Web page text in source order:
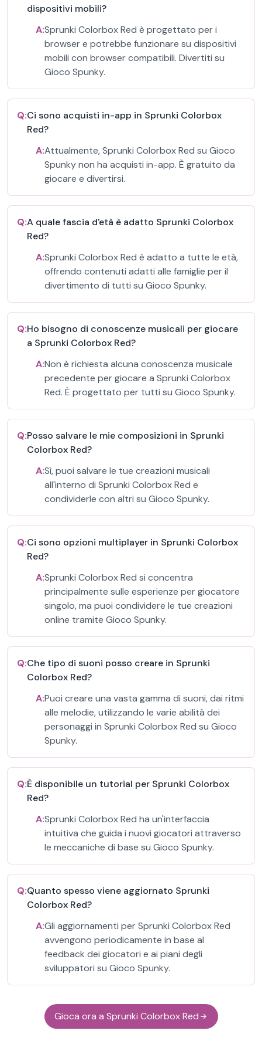
dispositivi mobili?
A:Sprunki Colorbox Red è progettato per i
browser e potrebbe funzionare su dispositivi
mobili con browser compatibili. Divertiti su
Gioco Spunky.
Q:Ci sono acquisti in-app in Sprunki Colorbox
Red?
A:Attualmente, Sprunki Colorbox Red su Gioco
Spunky non ha acquisti in-app. È gratuito da
giocare e divertirsi.
Q:A quale fascia d'età è adatto Sprunki Colorbox
Red?
A:Sprunki Colorbox Red è adatto a tutte le età,
offrendo contenuti adatti alle famiglie per il
divertimento di tutti su Gioco Spunky.
Q:Ho bisogno di conoscenze musicali per giocare
a Sprunki Colorbox Red?
A:Non è richiesta alcuna conoscenza musicale
precedente per giocare a Sprunki Colorbox
Red. È progettato per tutti su Gioco Spunky.
Q:Posso salvare le mie composizioni in Sprunki
Colorbox Red?
A:Sì, puoi salvare le tue creazioni musicali
all'interno di Sprunki Colorbox Red e
condividerle con altri su Gioco Spunky.
Q:Ci sono opzioni multiplayer in Sprunki Colorbox
Red?
A:Sprunki Colorbox Red si concentra
principalmente sulle esperienze per giocatore
singolo, ma puoi condividere le tue creazioni
online tramite Gioco Spunky.
Q:Che tipo di suoni posso creare in Sprunki
Colorbox Red?
A:Puoi creare una vasta gamma di suoni, dai ritmi
alle melodie, utilizzando le varie abilità dei
personaggi in Sprunki Colorbox Red su Gioco
Spunky.
Q:È disponibile un tutorial per Sprunki Colorbox
Red?
A:Sprunki Colorbox Red ha un'interfaccia
intuitiva che guida i nuovi giocatori attraverso
le meccaniche di base su Gioco Spunky.
Q:Quanto spesso viene aggiornato Sprunki
Colorbox Red?
A:Gli aggiornamenti per Sprunki Colorbox Red
avvengono periodicamente in base al
feedback dei giocatori e ai piani degli
sviluppatori su Gioco Spunky.
Gioca ora a Sprunki Colorbox Red